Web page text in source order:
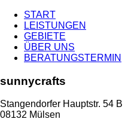
START
LEISTUNGEN
GEBIETE
ÜBER UNS
BERATUNGSTERMIN
sunnycrafts
Stangendorfer Hauptstr. 54 B
08132 Mülsen